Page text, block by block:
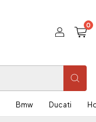
0
Bmw Ducati